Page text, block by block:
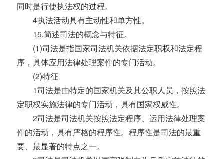
同时是行使执法权的过程。
4执法活动具有主动性和单方性。
15.简述司法的概念与特征。
(1)司法是指国家司法机关依据法定职权和法定程
序，具体应用法律处理案件的专门活动。
(2)特征
1司法是由特定的国家机关及其公职人员，按照法
定职权实施法律的专门活动，具有国家权威性。
2司法是司法机关按照法定程序、运用法律处理案
件的活动，具有严格的程序性。程序性是司法的最重
要、最显著的特点之一。